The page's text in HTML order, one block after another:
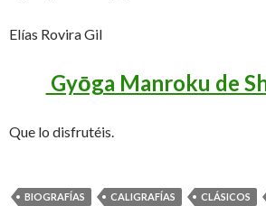
Elías Rovira Gil
Gyōga Manroku de
Que lo disfrutéis.
BIOGRAFÍAS CALIGRAFÍAS CLÁSICOS